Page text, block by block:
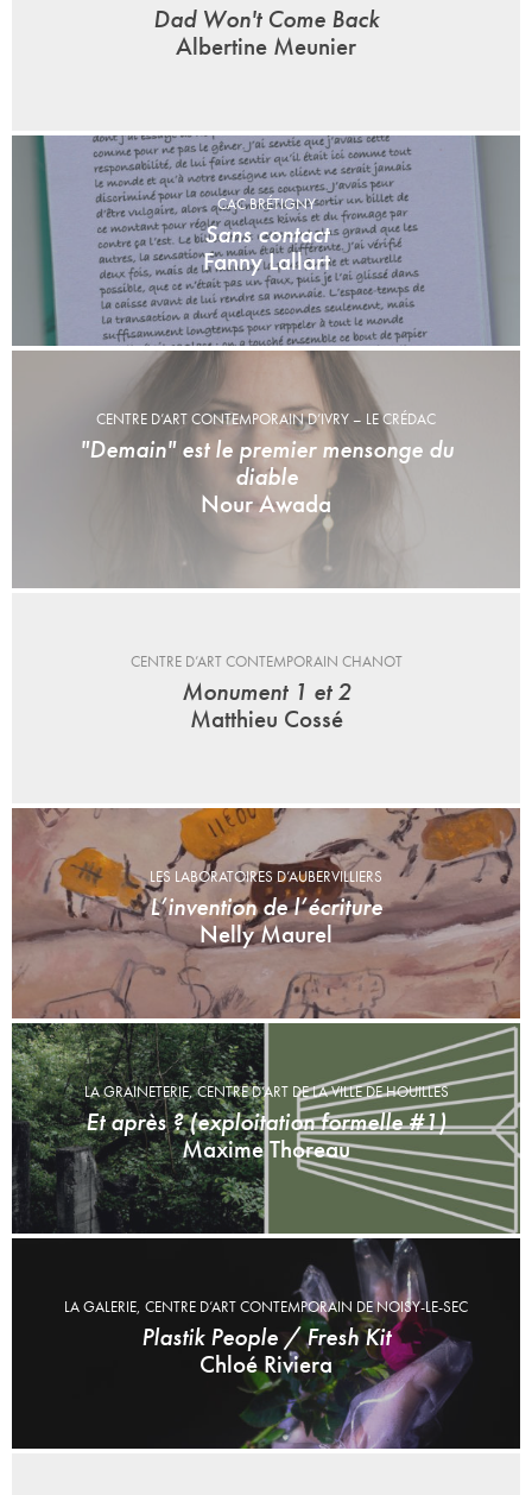
Dad Won't Come Back
Albertine Meunier
CAC BRÉTIGNY
Sans contact
Fanny Lallart
CENTRE D’ART CONTEMPORAIN D’IVRY – LE CRÉDAC
"Demain" est le premier mensonge du
diable
Nour Awada
CENTRE D’ART CONTEMPORAIN CHANOT
Monument 1 et 2
Matthieu Cossé
LES LABORATOIRES D’AUBERVILLIERS
L’invention de l’écriture
Nelly Maurel
LA GRAINETERIE, CENTRE D’ART DE LA VILLE DE HOUILLES
Et après ? (exploitation formelle #1)
Maxime Thoreau
LA GALERIE, CENTRE D’ART CONTEMPORAIN DE NOISY-LE-SEC
Plastik People / Fresh Kit
Chloé Riviera